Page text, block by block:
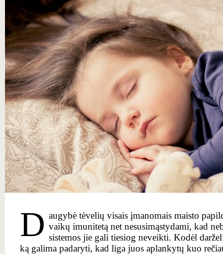
D augybė tėvelių visais įmanomais maisto
vaikų imunitetą net nesusimąstydami, kad
sistemos jie gali tiesiog neveikti. Kodėl
ką galima padaryti, kad liga juos aplankytų kuo